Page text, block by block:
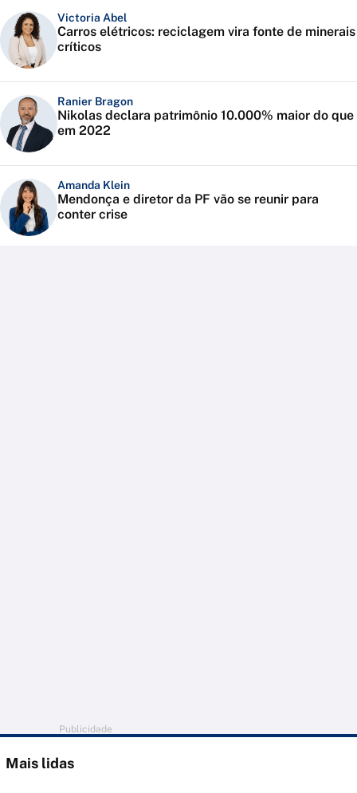
Victoria Abel
Carros elétricos: reciclagem vira fonte de minerais
críticos
Ranier Bragon
Nikolas declara patrimônio 10.000% maior do que
em 2022
Amanda Klein
Mendonça e diretor da PF vão se reunir para
conter crise
Publicidade
Mais lidas